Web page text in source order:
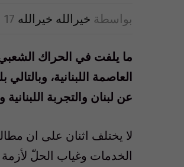
بواسطة خيرالله خيرالله 17 سبتمبر 2015
ما يلفت في الحراك
العاصمة اللبنانية،
عن لبنان والتجربة
لا يختلف اثنان على ان
الخدمات وغياب الحلّ